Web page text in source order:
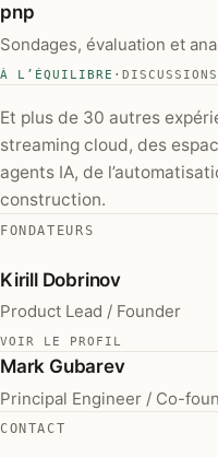
pnp
Sondages, évaluation et
À L’ÉQUILIBRE ·
Et plus de 30 autres
streaming cloud, des
agents IA, de
construction.
FONDATEURS
Kirill Dobrinov
Product Lead / Founder
VOIR LE PROFIL
Mark Gubarev
Principal Engineer / Co-
CONTACT